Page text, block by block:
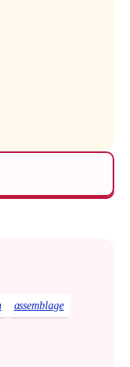
assemblage